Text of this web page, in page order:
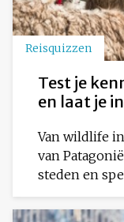
Reisquizzen
Test je
en laat je
Van wildlife
van
steden en